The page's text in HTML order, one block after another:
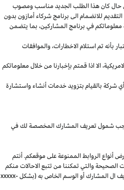
حال كان هذا الطلب الجديد مناسب ومصوب
التقديم للانضمام الى برنامج شركاء أمازون بدون
في برنامج المشاركين، بما يتضمن
بأنه تم استلام الاخطارات،والموافقات
الا اذا قمتم بإخبارنا من خلال معلوماتكم
شركة بالقيام بتزويد خدمات أنشاء واستشارة
يجب شمول تعريف المشارك المخصصة لك في
أنواع الروابط الممنوعة على موقعكم. أنتم
الصحيحة والتي تمكننا من تتبع الاحالات منكم
ال المشارك أو الوسم الخاص به (بشكلxxxxx-